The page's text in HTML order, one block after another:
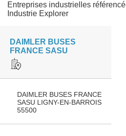
Entreprises industrielles
Industrie Explorer
DAIMLER BUSES
FRANCE SASU
DAIMLER BUSES FRANCE
SASU LIGNY-EN-BARROIS
55500